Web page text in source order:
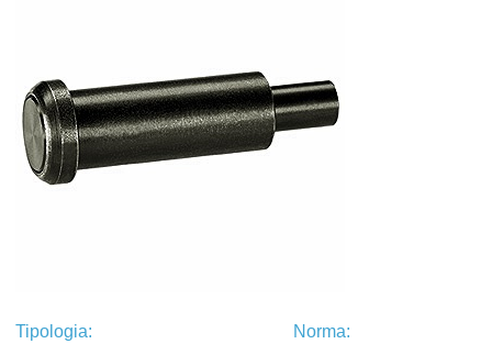
Tipologia:
Norma: